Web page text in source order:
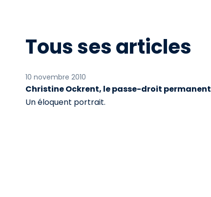
Tous ses articles
10 novembre 2010
Christine Ockrent, le passe-droit permanent
Un éloquent portrait.